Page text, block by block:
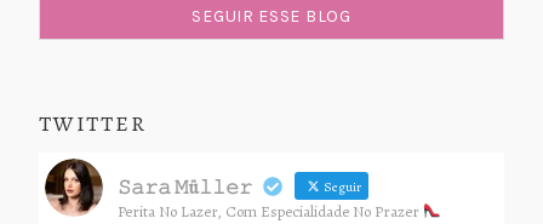
TWITTER
𝚂𝚊𝚛𝚊 𝙼ü𝚕𝚕𝚎𝚛 Seguir
Perita No Lazer, Com Especialidade No Prazer